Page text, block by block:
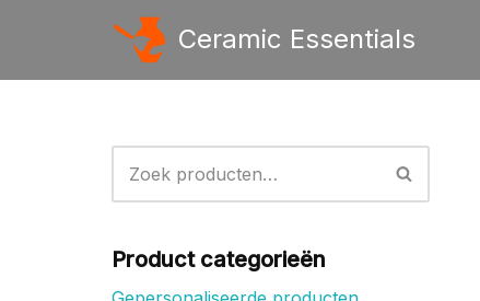
naar
Ceramic Essentials
Product categorieën